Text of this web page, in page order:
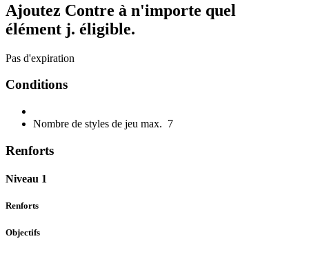
Ajoutez Contre à n'importe quel
élément j. éligible.
Pas d'expiration
Conditions
Nombre de styles de jeu max. 7
Renforts
Niveau 1
Renforts
Objectifs